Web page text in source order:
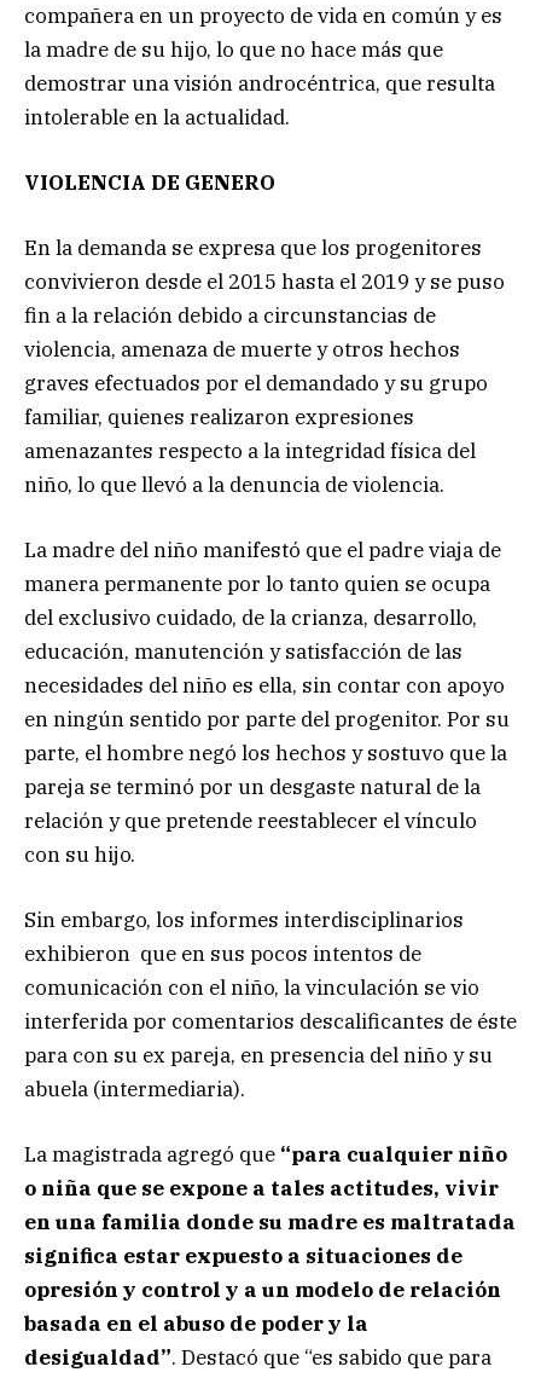
compañera en un proyecto de vida en común y es
la madre de su hijo, lo que no hace más que
demostrar una visión androcéntrica, que resulta
intolerable en la actualidad.
VIOLENCIA DE GENERO
En la demanda se expresa que los progenitores
convivieron desde el 2015 hasta el 2019 y se puso
fin a la relación debido a circunstancias de
violencia, amenaza de muerte y otros hechos
graves efectuados por el demandado y su grupo
familiar, quienes realizaron expresiones
amenazantes respecto a la integridad física del
niño, lo que llevó a la denuncia de violencia.
La madre del niño manifestó que el padre viaja de
manera permanente por lo tanto quien se ocupa
del exclusivo cuidado, de la crianza, desarrollo,
educación, manutención y satisfacción de las
necesidades del niño es ella, sin contar con apoyo
en ningún sentido por parte del progenitor. Por su
parte, el hombre negó los hechos y sostuvo que la
pareja se terminó por un desgaste natural de la
relación y que pretende reestablecer el vínculo
con su hijo.
Sin embargo, los informes interdisciplinarios
exhibieron que en sus pocos intentos de
comunicación con el niño, la vinculación se vio
interferida por comentarios descalificantes de éste
para con su ex pareja, en presencia del niño y su
abuela (intermediaria).
La magistrada agregó que “para cualquier niño
o niña que se expone a tales actitudes, vivir
en una familia donde su madre es maltratada
significa estar expuesto a situaciones de
opresión y control y a un modelo de relación
basada en el abuso de poder y la
desigualdad”. Destacó que “es sabido que para